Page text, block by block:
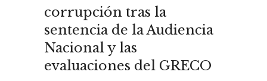
corrupción tras la
sentencia de la Audiencia
Nacional y las
evaluaciones del GRECO